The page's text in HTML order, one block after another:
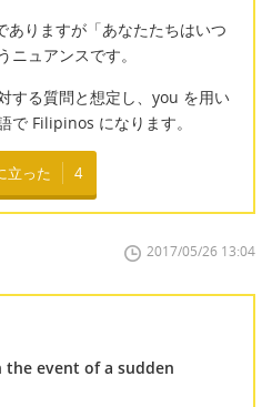
りますが「あなたたちはいつ
ニュアンスです。
する質問と想定し、you を用い
で Filipinos になります。
立った 4
2017/05/26 13:04
event of a sudden